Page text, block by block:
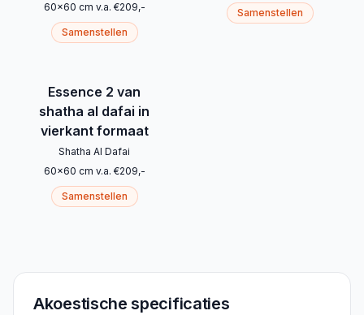
60x60 cm v.a. €209,-
Samenstellen
Samenstellen
Essence 2 van
shatha al dafai in
vierkant formaat
Shatha Al Dafai
60x60 cm v.a. €209,-
Samenstellen
Akoestische specificaties